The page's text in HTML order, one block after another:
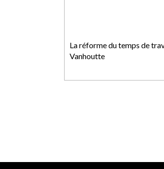
La réforme du temps de
Vanhoutte